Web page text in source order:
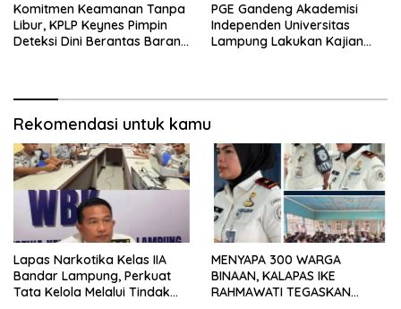
Komitmen Keamanan Tanpa
Libur, KPLP Keynes Pimpin
Deteksi Dini Berantas Barang
PGE Gandeng Akademisi
Independen Universitas
Lampung Lakukan Kajian
Rekomendasi untuk kamu
Lapas Narkotika Kelas IIA
Bandar Lampung, Perkuat
Tata Kelola Melalui Tindak
MENYAPA 300 WARGA
BINAAN, KALAPAS IKE
RAHMAWATI TEGASKAN